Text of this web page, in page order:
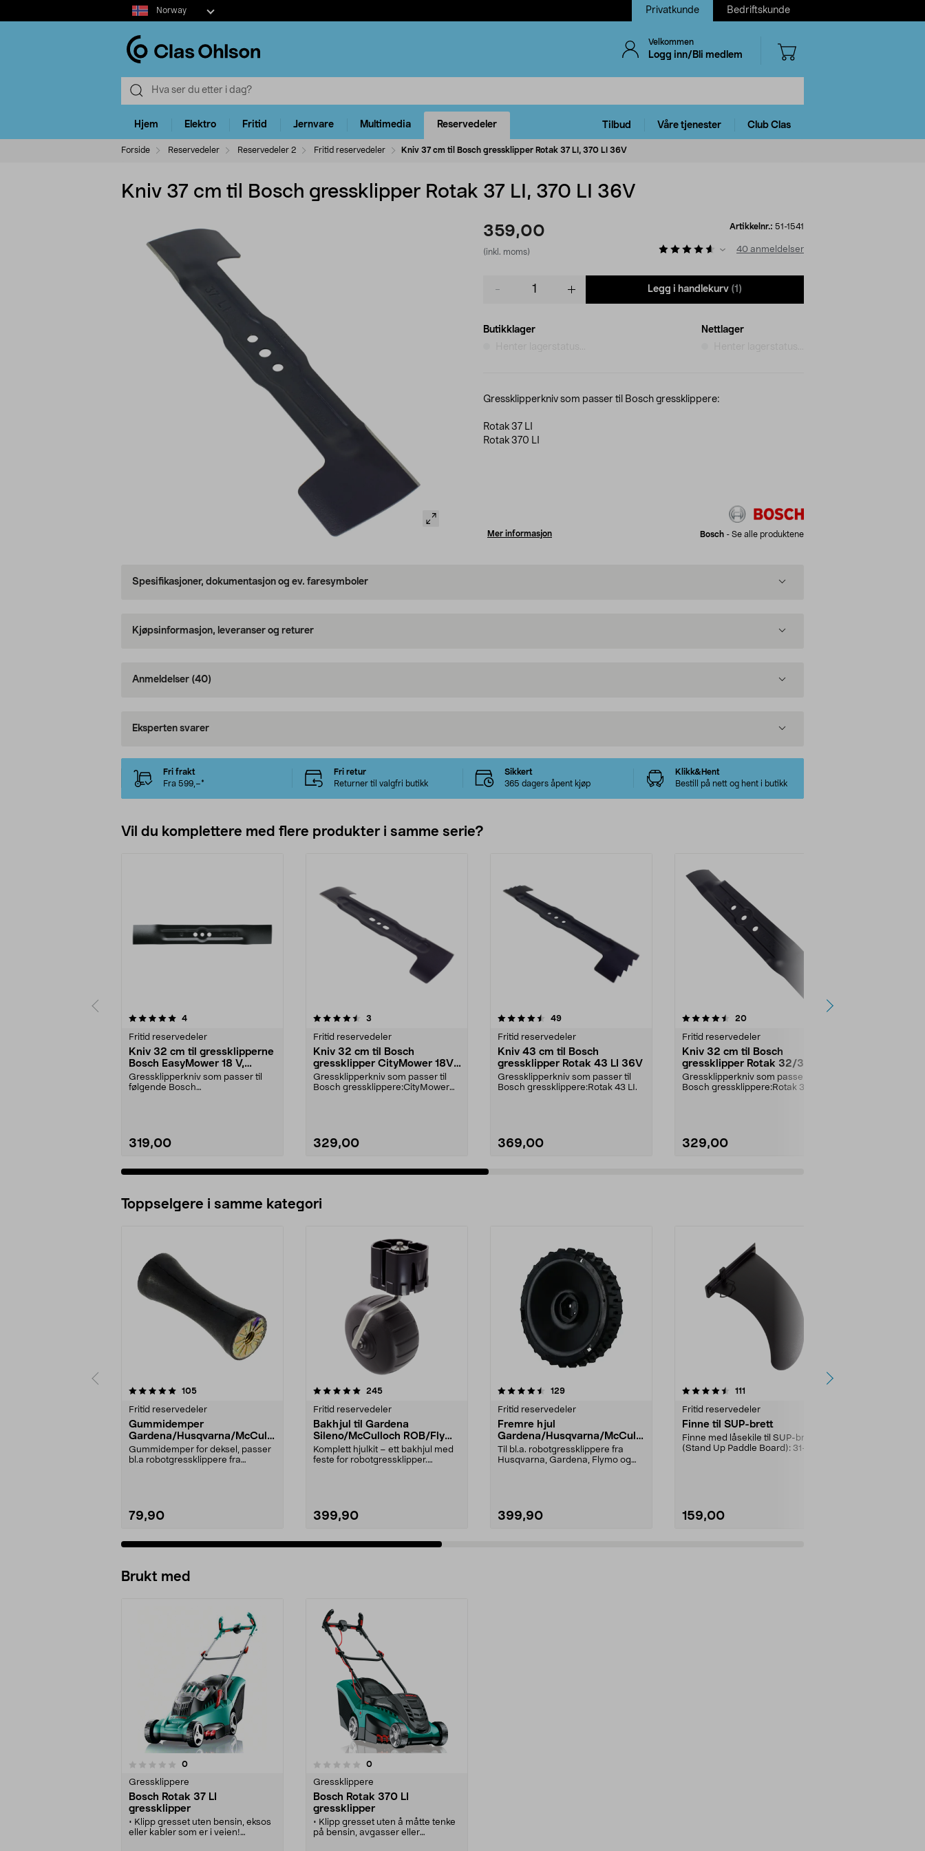
Select
market
Norway Privatkunde Bedriftskunde
Velkommen
Logg inn/Bli medlem
Hjem Elektro Fritid Jernvare Multimedia Reservedeler Tilbud Våre tjenester Club Clas
Forside Reservedeler Reservedeler 2 Fritid reservedeler Kniv 37 cm til Bosch gressklipper Rotak 37 LI, 370 LI 36V
Kniv 37 cm til Bosch gressklipper Rotak 37 LI, 370 LI 36V
359,00
(inkl. moms)
Artikkelnr.: 51-1541
40 anmeldelser
Legg i handlekurv (1)
Butikklager
Nettlager
Gressklipperkniv som passer til Bosch gressklippere:
Rotak 37 LI
Rotak 370 LI
Mer informasjon Bosch - Se alle produktene
Spesifikasjoner, dokumentasjon og ev. faresymboler
Kjøpsinformasjon, leveranser og returer
Anmeldelser (40)
Eksperten svarer
Fri frakt
Fra 599,–*
Fri retur
Returner til valgfri butikk
Sikkert
365 dagers åpent kjøp
Klikk&Hent
Bestill på nett og hent i butikk
Vil du komplettere med flere produkter i samme serie?
4anmeldelser
Fritid reservedeler
Kniv 32 cm til gressklipperne
Bosch EasyMower 18 V,
CityMower 18 V, Rotak 32 LI
Gressklipperkniv som passer til
følgende Bosch
319,00
4.5av 5 stjerner 3
Fritid reservedeler
Kniv 32 cm til Bosch
gressklipper CityMower 18V,
Rotak 32 LI
Gressklipperkniv som passer til
Bosch gressklippere:CityMower
329,00
4.5av 5 stjerner 49anmeldelser
Fritid reservedeler
Kniv 43 cm til Bosch
gressklipper Rotak 43 LI 36V
Gressklipperkniv som passer til
Bosch gressklippere:Rotak 43 LI.
369,00
4.5av 5 stjerner 20anmeldelser
Fritid reservedeler
Kniv 32 cm til Bosch
gressklipper Rotak 32/320,
Arm 32/3200
Gressklipperkniv som passer til
Bosch gressklippere:Rotak 32,
329,00
5.0av 5 stjerner
Toppselgere i samme kategori
105anmeldelser
Fritid reservedeler
Gummidemper
Gardena/Husqvarna/McCullo
ch/Flymo
Gummidemper for deksel, passer
bl.a robotgressklippere fra
79,90
5.0 av 5 stjerner 245anmeldelser
Fritid reservedeler
Bakhjul til Gardena
Sileno/McCulloch ROB/Flymo
Easilife
Komplett hjulkit – ett bakhjul med
feste for robotgressklipper.
399,90
4.5 av 5 stjerner 129anmeldelser
Fritid reservedeler
Fremre hjul
Gardena/Husqvarna/McCullo
ch/Flymo
Til bl.a. robotgressklippere fra
Husqvarna, Gardena, Flymo og
399,90
4.5 av 5 stjerner 111
Fritid reservedeler
Finne til SUP-brett
Finne med låsekile til SUP-brett
(Stand Up Paddle Board): 31-
159,00
5.0 av 5 stjerner
Brukt med
0anmeldelser
Gressklippere
Bosch Rotak 37 LI
gressklipper
• Klipp gresset uten bensin, eksos
eller kabler som er i veien!
0.0 av 5 stjerner 0anmeldelser
Gressklippere
Bosch Rotak 370 LI
gressklipper
• Klipp gresset uten å måtte tenke
på bensin, avgasser eller